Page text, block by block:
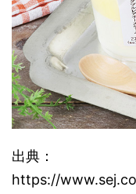
出典：
https://